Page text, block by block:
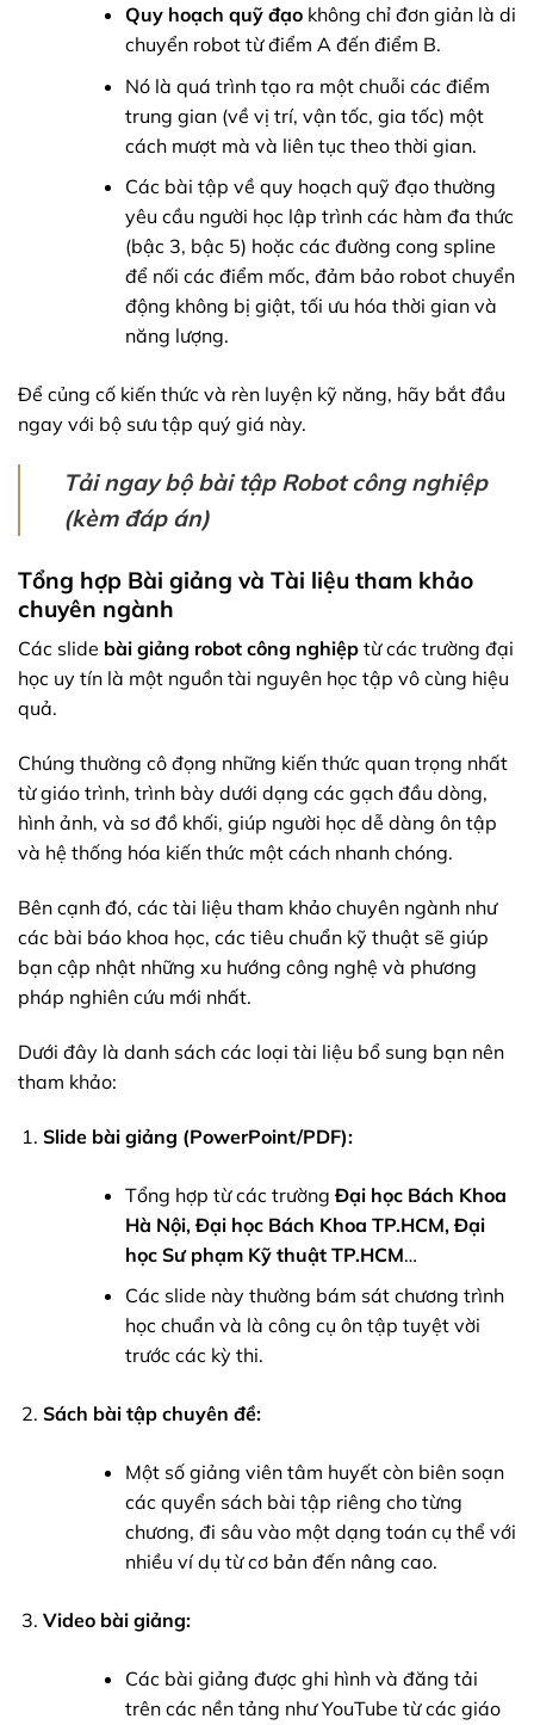
Quy hoạch quỹ đạokhông chỉ đơn giản là di
chuyển robot từ điểm A đến điểm B.
Nó là quá trình tạo ra một chuỗi các điểm
trung gian (về vị trí, vận tốc, gia tốc) một
cách mượt mà và liên tục theo thời gian.
Các bài tập về quy hoạch quỹ đạo thường
yêu cầu người học lập trình các hàm đa thức
(bậc 3, bậc 5) hoặc các đường cong spline
để nối các điểm mốc, đảm bảo robot chuyển
động không bị giật, tối ưu hóa thời gian và
năng lượng.
Để củng cố kiến thức và rèn luyện kỹ năng, hãy bắt đầu
ngay với bộ sưu tập quý giá này.
Tải ngay bộ bài tập Robot công nghiệp
(kèm đáp án)
Tổng hợp Bài giảng và Tài liệu tham khảo
chuyên ngành
Các slide bài giảng robot công nghiệp từ các trường đại
học uy tín là một nguồn tài nguyên học tập vô cùng hiệu
quả.
Chúng thường cô đọng những kiến thức quan trọng nhất
từ giáo trình, trình bày dưới dạng các gạch đầu dòng,
hình ảnh, và sơ đồ khối, giúp người học dễ dàng ôn tập
và hệ thống hóa kiến thức một cách nhanh chóng.
Bên cạnh đó, các tài liệu tham khảo chuyên ngành như
các bài báo khoa học, các tiêu chuẩn kỹ thuật sẽ giúp
bạn cập nhật những xu hướng công nghệ và phương
pháp nghiên cứu mới nhất.
Dưới đây là danh sách các loại tài liệu bổ sung bạn nên
tham khảo:
Slide bài giảng (PowerPoint/PDF):
Tổng hợp từ các trườngĐại học Bách Khoa
Hà Nội, Đại học Bách Khoa TP.HCM, Đại
học Sư phạm Kỹ thuật TP.HCM…
Các slide này thường bám sát chương trình
học chuẩn và là công cụ ôn tập tuyệt vời
trước các kỳ thi.
Sách bài tập chuyên đề:
Một số giảng viên tâm huyết còn biên soạn
các quyển sách bài tập riêng cho từng
chương, đi sâu vào một dạng toán cụ thể với
nhiều ví dụ từ cơ bản đến nâng cao.
Video bài giảng:
Các bài giảng được ghi hình và đăng tải
trên các nền tảng như YouTube từ các giáo